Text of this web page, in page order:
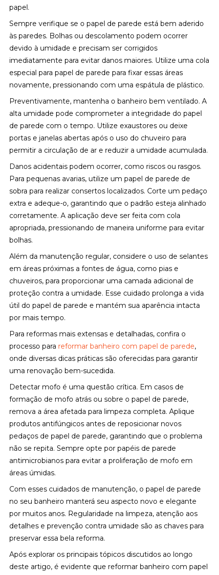
papel.
Sempre verifique se o papel de parede está bem aderido
às paredes. Bolhas ou descolamento podem ocorrer
devido à umidade e precisam ser corrigidos
imediatamente para evitar danos maiores. Utilize uma cola
especial para papel de parede para fixar essas áreas
novamente, pressionando com uma espátula de plástico.
Preventivamente, mantenha o banheiro bem ventilado. A
alta umidade pode comprometer a integridade do papel
de parede com o tempo. Utilize exaustores ou deixe
portas e janelas abertas após o uso do chuveiro para
permitir a circulação de ar e reduzir a umidade acumulada.
Danos acidentais podem ocorrer, como riscos ou rasgos.
Para pequenas avarias, utilize um papel de parede de
sobra para realizar consertos localizados. Corte um pedaço
extra e adeque-o, garantindo que o padrão esteja alinhado
corretamente. A aplicação deve ser feita com cola
apropriada, pressionando de maneira uniforme para evitar
bolhas.
Além da manutenção regular, considere o uso de selantes
em áreas próximas a fontes de água, como pias e
chuveiros, para proporcionar uma camada adicional de
proteção contra a umidade. Esse cuidado prolonga a vida
útil do papel de parede e mantém sua aparência intacta
por mais tempo.
Para reformas mais extensas e detalhadas, confira o
processo para reformar banheiro com papel de parede,
onde diversas dicas práticas são oferecidas para garantir
uma renovação bem-sucedida.
Detectar mofo é uma questão crítica. Em casos de
formação de mofo atrás ou sobre o papel de parede,
remova a área afetada para limpeza completa. Aplique
produtos antifúngicos antes de reposicionar novos
pedaços de papel de parede, garantindo que o problema
não se repita. Sempre opte por papéis de parede
antimicrobianos para evitar a proliferação de mofo em
áreas úmidas.
Com esses cuidados de manutenção, o papel de parede
no seu banheiro manterá seu aspecto novo e elegante
por muitos anos. Regularidade na limpeza, atenção aos
detalhes e prevenção contra umidade são as chaves para
preservar essa bela reforma.
Após explorar os principais tópicos discutidos ao longo
deste artigo, é evidente que reformar banheiro com papel